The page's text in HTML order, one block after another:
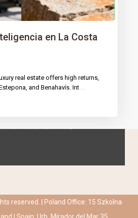
en La Costa
real estate offers high returns,
and Benahavís. Int
reserved. | Poland Office: 15 Szkolna